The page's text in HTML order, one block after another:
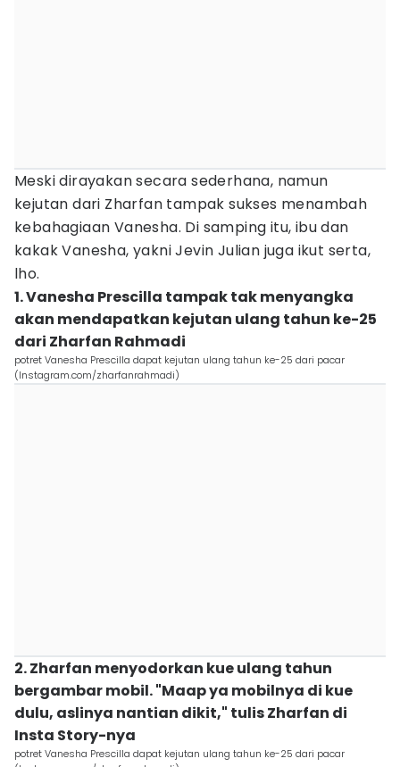
Meski dirayakan secara sederhana, namun
kejutan dari Zharfan tampak sukses menambah
kebahagiaan Vanesha. Di samping itu, ibu dan
kakak Vanesha, yakni Jevin Julian juga ikut serta,
lho.
1. Vanesha Prescilla tampak tak menyangka
akan mendapatkan kejutan ulang tahun ke-25
dari Zharfan Rahmadi
potret Vanesha Prescilla dapat kejutan ulang tahun ke-25 dari pacar
(Instagram.com/zharfanrahmadi)
2. Zharfan menyodorkan kue ulang tahun
bergambar mobil. "Maap ya mobilnya di kue
dulu, aslinya nantian dikit," tulis Zharfan di
Insta Story-nya
potret Vanesha Prescilla dapat kejutan ulang tahun ke-25 dari pacar